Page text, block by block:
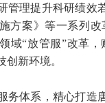
管理提升科研绩效
方案》等一系列
域“放管服”改革
创新环境。
体系，精心打造唐